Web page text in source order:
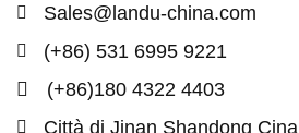
Sales@landu-china.com
(+86) 531 6995 9221
(+86)180 4322 4403
Città di Jinan Shandong Cina